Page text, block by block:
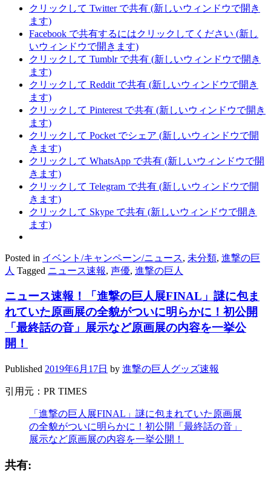
クリックして Twitter で共有 (新しいウィンドウで開き
ます)
Facebook で共有するにはクリックしてください (新し
いウィンドウで開きます)
クリックして Tumblr で共有 (新しいウィンドウで開き
ます)
クリックして Reddit で共有 (新しいウィンドウで開き
ます)
クリックして Pinterest で共有 (新しいウィンドウで開き
ます)
クリックして Pocket でシェア (新しいウィンドウで開
きます)
クリックして WhatsApp で共有 (新しいウィンドウで開
きます)
クリックして Telegram で共有 (新しいウィンドウで開
きます)
クリックして Skype で共有 (新しいウィンドウで開き
ます)
Posted in イベント/キャンペーン/ニュース, 未分類, 進撃の巨
人 Tagged ニュース速報, 声優, 進撃の巨人
ニュース速報！「進撃の巨人展FINAL」謎に包ま
れていた原画展の全貌がついに明らかに！初公開
「最終話の音」展示など原画展の内容を一挙公
開！
Published 2019年6月17日 by 進撃の巨人グッズ速報
引用元：PR TIMES
「進撃の巨人展FINAL」謎に包まれていた原画展
の全貌がついに明らかに！初公開「最終話の音」
展示など原画展の内容を一挙公開！
共有: